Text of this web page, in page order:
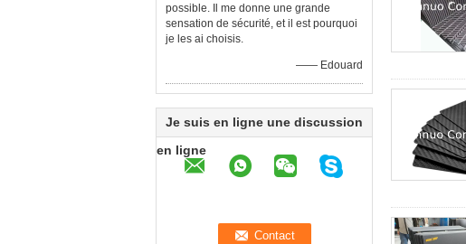
possible. Il me donne une grande
sensation de sécurité, et il est pourquoi
je les ai choisis.
—— Edouard
Je suis en ligne une discussion
en ligne